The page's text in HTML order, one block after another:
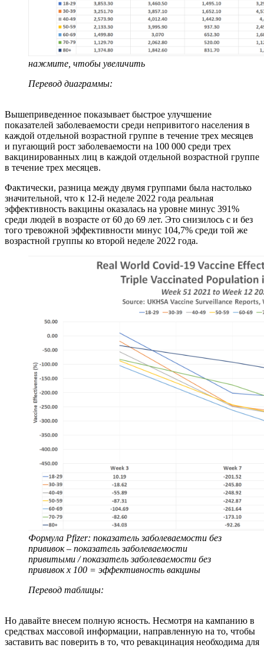
нажмите, чтобы увеличить
Перевод диаграммы:
Вышеприведенное показывает быстрое улучшение
показателей заболеваемости среди непривитого населения в
каждой отдельной возрастной группе в течение трех месяцев
и пугающий рост заболеваемости на 100 000 среди трех
вакцинированных лиц в каждой отдельной возрастной группе
в течение трех месяцев.
Фактически, разница между двумя группами была настолько
значительной, что к 12-й неделе 2022 года реальная
эффективность вакцины оказалась на уровне минус 391%
среди людей в возрасте от 60 до 69 лет. Это снизилось с и без
того тревожной эффективности минус 104,7% среди той же
возрастной группы ко второй неделе 2022 года.
Формула Pfizer: показатель заболеваемости без
прививок – показатель заболеваемости
привитыми / показатель заболеваемости без
прививок x 100 = эффективность вакцины
Перевод таблицы:
Но давайте внесем полную ясность. Несмотря на кампанию в
средствах массовой информации, направленную на то, чтобы
заставить вас поверить в то, что ревакцинация необходима для